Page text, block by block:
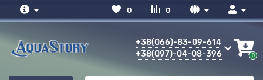
0
0
+38(066)-83-09-614
+38(097)-04-08-396
0